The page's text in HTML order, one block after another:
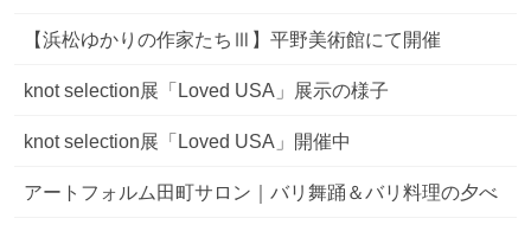
【浜松ゆかりの作家たちⅢ】平野美術館にて開催
knot selection展「Loved USA」展示の様子
knot selection展「Loved USA」開催中
アートフォルム田町サロン｜バリ舞踊＆バリ料理の夕べ